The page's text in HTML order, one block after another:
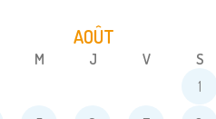
AOÛT
M J V S
1